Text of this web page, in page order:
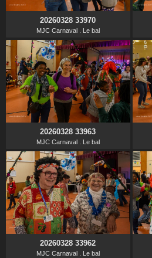
20260328 33970
MJC Carnaval . Le bal
20260328 33963
MJC Carnaval . Le bal
20260328 33962
MJC Carnaval . Le bal